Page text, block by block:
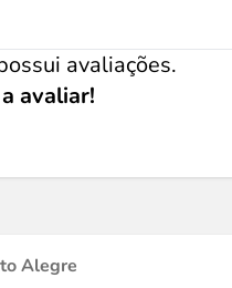
avaliações.
avaliar!
Alegre